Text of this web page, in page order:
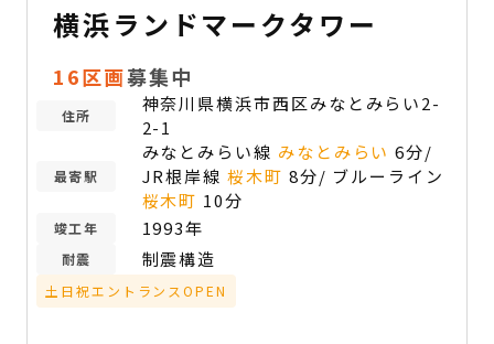
横浜ランドマークタワー
16区画募集中
住所
神奈川県横浜市西区みなとみらい2-
2-1
最寄駅
みなとみらい線 みなとみらい 6分/
JR根岸線桜木町 8分/ ブルーライン
桜木町 10分
竣工年 1993年
耐震 制震構造
土日祝エントランスOPEN